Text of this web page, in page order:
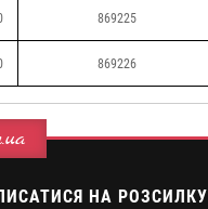
869225
869226
НА РОЗСИЛКУ